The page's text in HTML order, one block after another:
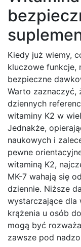
Kiedy już wiemy,
kluczowe funkcje,
bezpieczne
Warto zaznaczyć,
dziennych
witaminy K2 w
Jednakże,
naukowych i
pewne
witaminą K2,
MK-7 wahają się
dziennie. Niższe
wystarczające dla
krążenia u osób
mogą być
zawsze pod